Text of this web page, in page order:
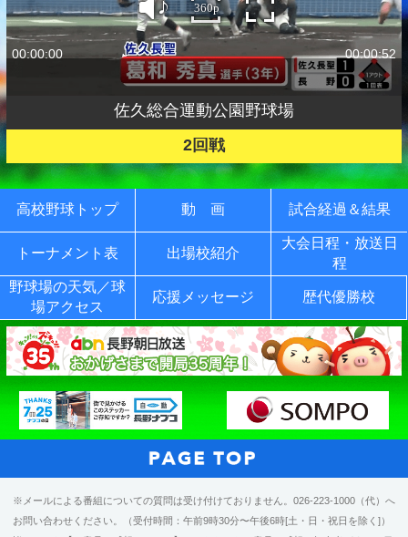
00:00:00 00:00:52
360p
佐久総合運動公園野球場
2回戦
高校野球トップ 動 画 試合経過＆結果
トーナメント表 出場校紹介
大会日程・放送日
程
野球場の天気／球
場アクセス
応援メッセージ 歴代優勝校
※メールによる番組についての質問は受け付けておりません。026-223-1000（代）へ
お問い合わせください。（受付時間：午前9時30分〜午後6時[土・日・祝日を除く]）